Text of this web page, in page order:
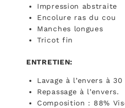
Impression abstraite
Encolure ras du cou
Manches longues
Tricot fin
ENTRETIEN:
Lavage à l’envers à 30
Repassage à l’envers.
Composition : 88%